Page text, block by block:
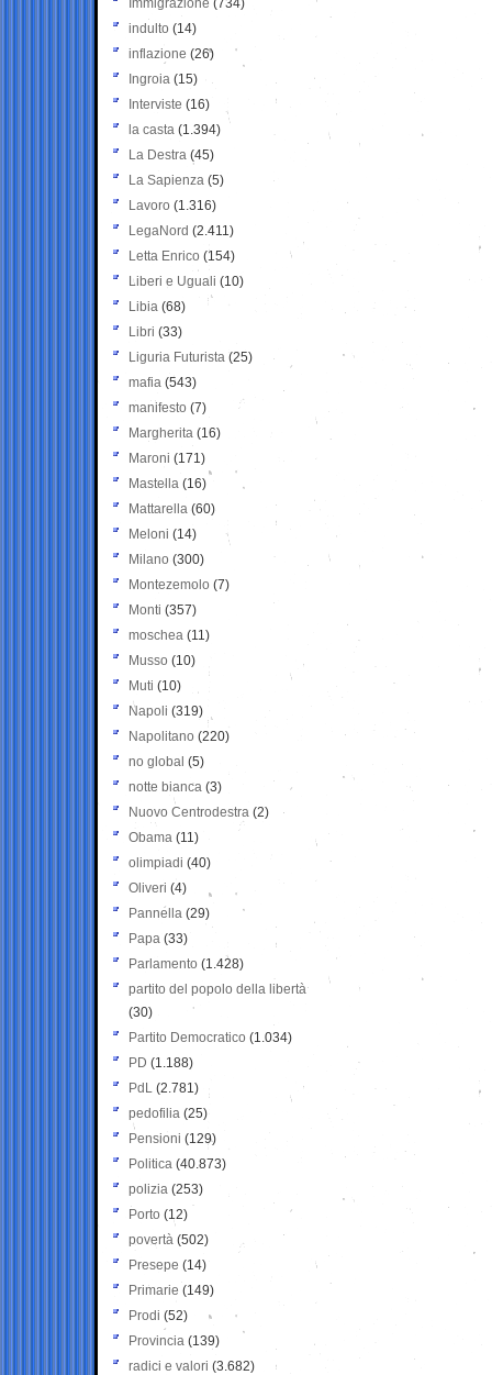
Immigrazione (734)
indulto (14)
inflazione (26)
Ingroia (15)
Interviste (16)
la casta (1.394)
La Destra (45)
La Sapienza (5)
Lavoro (1.316)
LegaNord (2.411)
Letta Enrico (154)
Liberi e Uguali (10)
Libia (68)
Libri (33)
Liguria Futurista (25)
mafia (543)
manifesto (7)
Margherita (16)
Maroni (171)
Mastella (16)
Mattarella (60)
Meloni (14)
Milano (300)
Montezemolo (7)
Monti (357)
moschea (11)
Musso (10)
Muti (10)
Napoli (319)
Napolitano (220)
no global (5)
notte bianca (3)
Nuovo Centrodestra (2)
Obama (11)
olimpiadi (40)
Oliveri (4)
Pannella (29)
Papa (33)
Parlamento (1.428)
partito del popolo della libertà
(30)
Partito Democratico (1.034)
PD (1.188)
PdL (2.781)
pedofilia (25)
Pensioni (129)
Politica (40.873)
polizia (253)
Porto (12)
povertà (502)
Presepe (14)
Primarie (149)
Prodi (52)
Provincia (139)
radici e valori (3.682)